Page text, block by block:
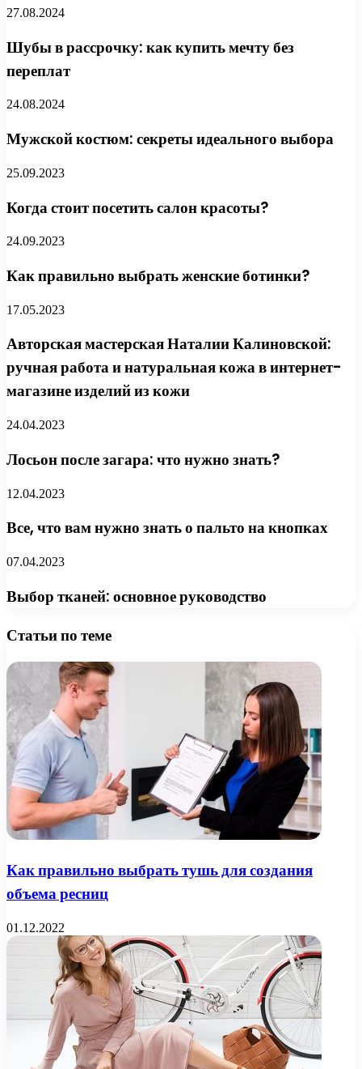
27.08.2024
Шубы в рассрочку: как купить мечту без
переплат
24.08.2024
Мужской костюм: секреты идеального выбора
25.09.2023
Когда стоит посетить салон красоты?
24.09.2023
Как правильно выбрать женские ботинки?
17.05.2023
Авторская мастерская Наталии Калиновской:
ручная работа и натуральная кожа в интернет-
магазине изделий из кожи
24.04.2023
Лосьон после загара: что нужно знать?
12.04.2023
Все, что вам нужно знать о пальто на кнопках
07.04.2023
Выбор тканей: основное руководство
Статьи по теме
Как правильно выбрать тушь для создания
объема ресниц
01.12.2022